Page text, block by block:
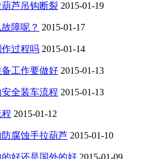
芦吊钩断裂 2015-01-19
障呢？ 2015-01-17
过程吗 2015-01-14
工作要做好 2015-01-13
全装车流程 2015-01-13
2015-01-12
腐蚀手拉葫芦 2015-01-10
好还是国外的好 2015-01-09